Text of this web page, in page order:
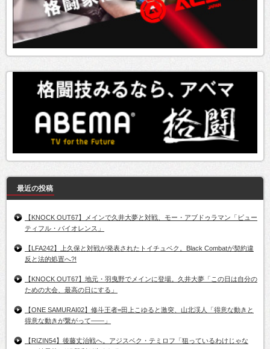
最近の投稿
【KNOCK OUT67】メインで久井大夢と対戦、モー・アブドゥラマン「ビュー
ティフル・バイオレンス」
【LFA242】上久保と対戦が発表されたトイチュベク。Black Combatが契約違
反と法的処置へ?!
【KNOCK OUT67】地元・羽曳野でメインに登場。久井大夢「この日は自分の
ための大会、最高の日にする」
【ONE SAMURAI02】修斗王者=田上こゆると激突、山北渓人「得意な動きと
得意な動きが繋がって――」
【RIZIN54】後藤丈治戦へ。アジスベク・テミロフ「狙っているわけじゃな